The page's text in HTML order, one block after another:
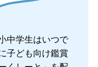
中学生はいつで
子ども向け鑑賞